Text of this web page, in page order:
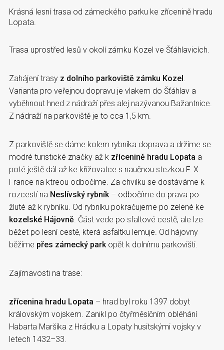
Krásná lesní trasa od zámeckého parku ke zřícenině hradu
Lopata.
Trasa uprostřed lesů v okolí zámku Kozel ve Šťáhlavicích.
Zahájení trasy z dolního parkoviště zámku Kozel.
Varianta pro veřejnou dopravu je vlakem do Šťáhlav a
vyběhnout hned z nádraží přes alej nazývanou Bažantnice.
Z nádraží na parkoviště je to cca 1,5 km.
Z parkoviště se dáme kolem rybníka doprava a držíme se
modré turistické značky až k zřícenině hradu Lopata a
poté ještě dál až ke křižovatce s naučnou stezkou F. X.
France na ktreou odbočíme. Za chvilku se dostáváme k
rozcestí na Neslívský rybník– odbočíme do prava po
žluté až k rybníku. Od rybníku pokračujeme po zelené ke
kozelské Hájovně. Část vede po sfaltové cestě, ale lze
běžet po lesní cestě, která asfaltku lemuje. Od hájovny
běžíme přes zámecký parkopět k dolnímu parkovišti.
Zajímavosti na trase:
zřícenina hradu Lopata – hrad byl roku 1397 dobyt
královským vojskem. Zanikl po čtyřměsíčním obléhání
Habarta Maršíka z Hrádku a Lopaty husitskými vojsky v
letech 1432–33.